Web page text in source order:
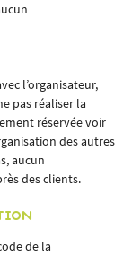
l’organisateur,
pas réaliser la
réservée voir
des autres
aucun
des clients.
de la